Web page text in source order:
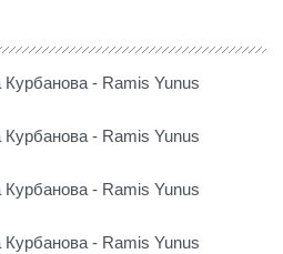
- Ramis Yunus
- Ramis Yunus
- Ramis Yunus
- Ramis Yunus